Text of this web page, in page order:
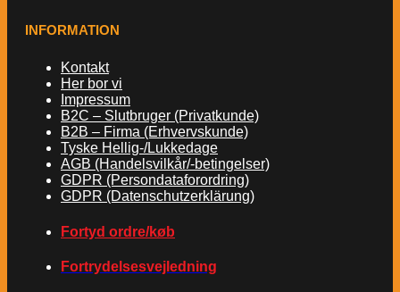
INFORMATION
Kontakt
Her bor vi
Impressum
B2C – Slutbruger (Privatkunde)
B2B – Firma (Erhvervskunde)
Tyske Hellig-/Lukkedage
AGB (Handelsvilkår/-betingelser)
GDPR (Persondataforordring)
GDPR (Datenschutzerklärung)
Fortyd ordre/køb
Fortrydelsesvejledning